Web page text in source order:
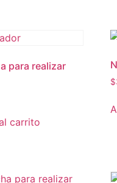
para realizar
carrito
$